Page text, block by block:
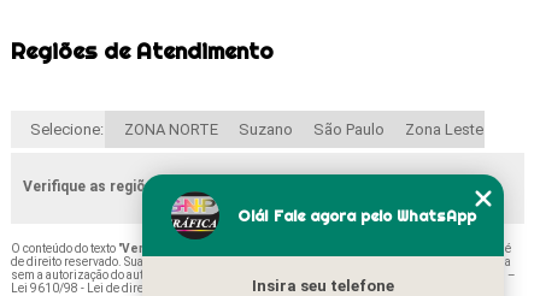
Regiões de Atendimento
Selecione: ZONA NORTE Suzano São Paulo Zona Leste
Verifique as regiões que atendemos
O conteúdo do texto "Venda de Ficha de Matrícula Educação Infantil Vila Santa Maria
" é
de direito reservado. Sua reprodução, parcial ou total, mesmo citando nossos links, é proibida
sem a autorização do autor. Crime de violação de direito autoral – artigo 184 do Código Penal –
Lei 9610/98 - Lei de direitos autorais
Olá! Fale agora pelo WhatsApp
Insira seu telefone